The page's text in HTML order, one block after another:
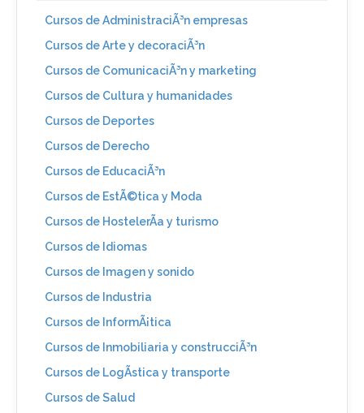
Cursos de AdministraciÃ³n empresas
Cursos de Arte y decoraciÃ³n
Cursos de ComunicaciÃ³n y marketing
Cursos de Cultura y humanidades
Cursos de Deportes
Cursos de Derecho
Cursos de EducaciÃ³n
Cursos de EstÃ©tica y Moda
Cursos de HostelerÃ­a y turismo
Cursos de Idiomas
Cursos de Imagen y sonido
Cursos de Industria
Cursos de InformÃ¡tica
Cursos de Inmobiliaria y construcciÃ³n
Cursos de LogÃ­stica y transporte
Cursos de Salud